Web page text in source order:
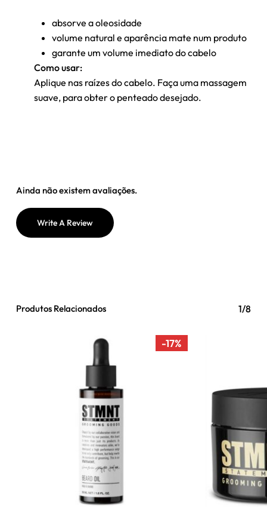
Nenhum produto no carrinho.
absorve a oleosidade
volume natural e aparência mate num produto
garante um volume imediato do cabelo
Como usar:
Aplique nas raízes do cabelo. Faça uma massagem
suave, para obter o penteado desejado.
Ainda não existem avaliações.
Write A Review
Produtos Relacionados 1/8
-17%